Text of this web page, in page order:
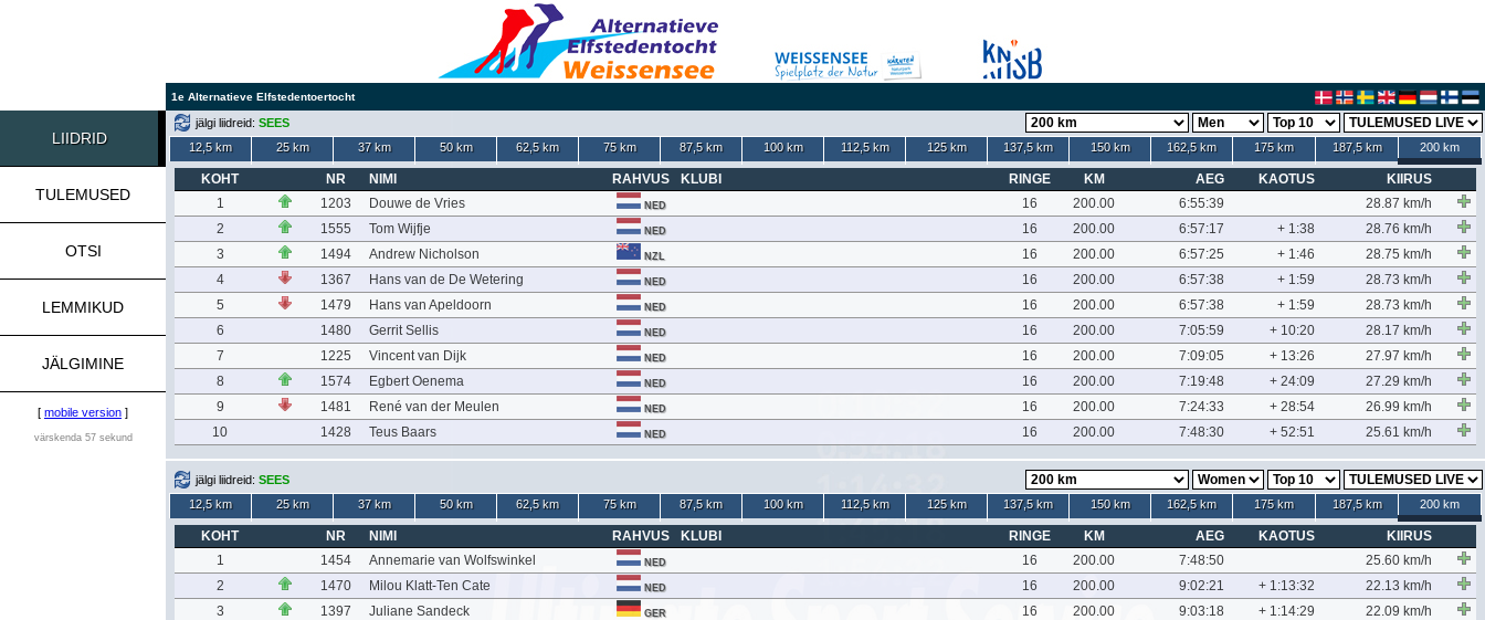
1e Alternatieve Elfstedentoertocht
LIIDRID
TULEMUSED
OTSI
LEMMIKUD
JÄLGIMINE
[ mobile version ]
värskenda 57 sekund
jälgi liidreid: SEES
12,5 km
25 km 37 km 50 km 62,5 km 75 km 87,5 km 100 km 112,5 km 125 km 137,5 km 150 km 162,5 km 175 km 187,5 km 200 km
KOHT NR NIMI RAHVUS KLUBI RINGE KM AEG KAOTUS
KIIRUS
1
1203 Douwe de Vries NED 16 200.00 6:55:39
28.87 km/h
2
1555 Tom Wijfje NED 16 200.00 6:57:17 + 1:38
28.76 km/h
3
1494 Andrew Nicholson NZL 16 200.00 6:57:25 + 1:46
28.75 km/h
4
1367 Hans van de De Wetering NED 16 200.00 6:57:38 + 1:59
28.73 km/h
5
1479 Hans van Apeldoorn NED 16 200.00 6:57:38 + 1:59
28.73 km/h
6
1480 Gerrit Sellis NED 16 200.00 7:05:59 + 10:20
28.17 km/h
7
1225 Vincent van Dijk NED 16 200.00 7:09:05 + 13:26
27.97 km/h
8
1574 Egbert Oenema NED 16 200.00 7:19:48 + 24:09
27.29 km/h
9
1481 René van der Meulen NED 16 200.00 7:24:33 + 28:54
26.99 km/h
10
1428 Teus Baars NED 16 200.00 7:48:30 + 52:51 25.61 km/h
jälgi liidreid: SEES
12,5 km
25 km 37 km 50 km 62,5 km 75 km 87,5 km 100 km 112,5 km 125 km 137,5 km 150 km 162,5 km 175 km 187,5 km 200 km
KOHT NR NIMI RAHVUS KLUBI RINGE KM AEG KAOTUS
KIIRUS
1
1454 Annemarie van Wolfswinkel NED 16 200.00 7:48:50
25.60 km/h
2
1470 Milou Klatt-Ten Cate NED 16 200.00 9:02:21 + 1:13:32
22.13 km/h
3
1397 Juliane Sandeck GER 16 200.00 9:03:18 + 1:14:29
22.09 km/h